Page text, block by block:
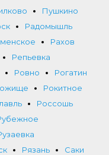
Пушкино
Радомышль
Рахов
Репьевка
Ровно
Рогатин
Рокитное
Россошь
Рязань
Саки